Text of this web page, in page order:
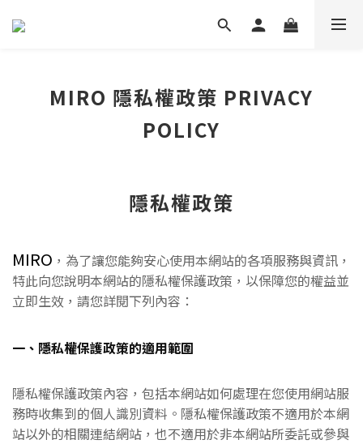
MIRO 隱私權政策 PRIVACY
POLICY
隱私權政策
MIRO ，為了讓您能夠安心使用本網站的各項服務與資訊，
特此向您說明本網站的隱私權保護政策，以保障您的權益並
立即生效，請您詳閱下列內容：
一、隱私權保護政策的適用範圍
隱私權保護政策內容，包括本網站如何處理在您使用網站服
務時收集到的個人識別資料。隱私權保護政策不適用於本網
站以外的相關連結網站，也不適用於非本網站所委託或參與